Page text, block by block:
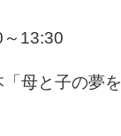
13:30
母と子の夢を